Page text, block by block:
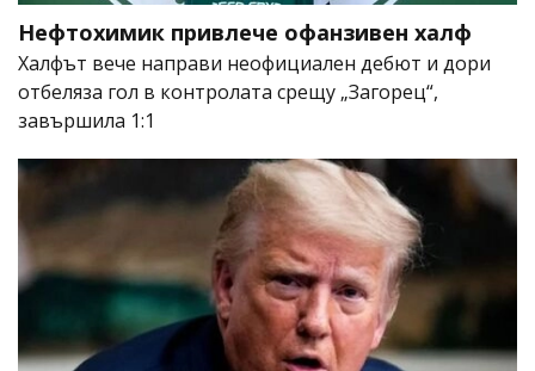
Нефтохимик привлече офанзивен халф
Халфът вече направи неофициален дебют и дори
отбеляза гол в контролата срещу „Загорец“,
завършила 1:1